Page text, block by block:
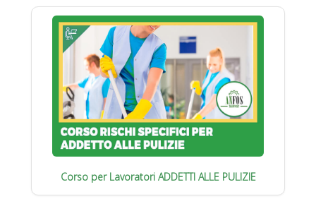
Corso per Lavoratori ADDETTI ALLE PULIZIE